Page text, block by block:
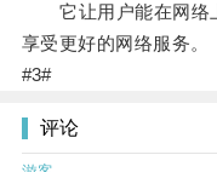
它让用户能在网络上
享受更好的网络服务。
#3#
评论